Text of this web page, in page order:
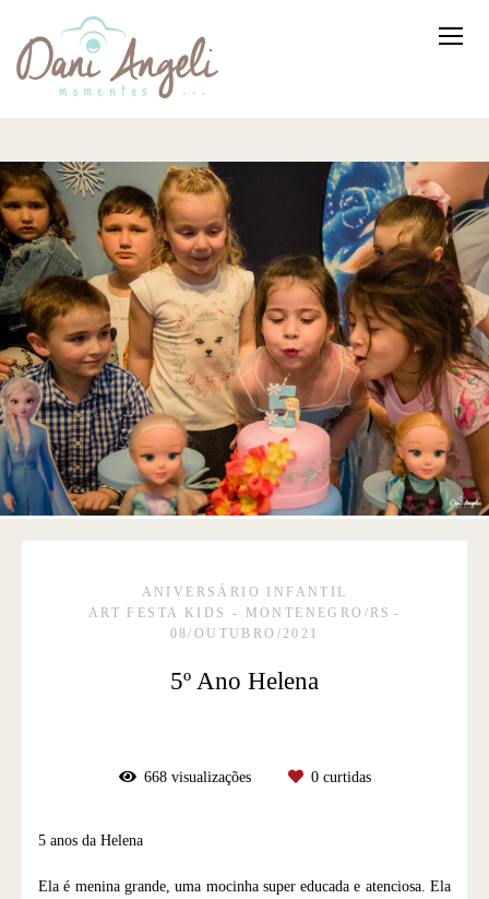
ANIVERSÁRIO INFANTIL
ART FESTA KIDS - MONTENEGRO/RS
08/OUTUBRO/2021
5º Ano Helena
668visualizações 0curtidas
5 anos da Helena
Ela é menina grande, uma mocinha super educada e atenciosa. Ela